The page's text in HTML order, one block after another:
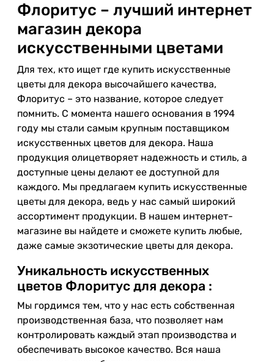
Флоритус – лучший интернет
магазин декора
искусственными цветами
Для тех, кто ищет где купить искусственные
цветы для декора высочайшего качества,
Флоритус – это название, которое следует
помнить. С момента нашего основания в 1994
году мы стали самым крупным поставщиком
искусственных цветов для декора. Наша
продукция олицетворяет надежность и стиль, а
доступные цены делают ее доступной для
каждого. Мы предлагаем купить искусственные
цветы для декора, ведь у нас самый широкий
ассортимент продукции. В нашем интернет-
магазине вы найдете и сможете купить любые,
даже самые экзотические цветы для декора.
Уникальность искусственных
цветов Флоритус для декора :
Мы гордимся тем, что у нас есть собственная
производственная база, что позволяет нам
контролировать каждый этап производства и
обеспечивать высокое качество. Вся наша